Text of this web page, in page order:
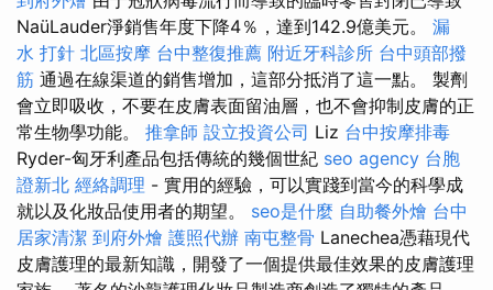
NaüLauder淨銷售年度下降4％，達到142.9億美元。 漏
水 打針 北區按摩 台中整復推薦 附近牙科診所 台中頭部撥
筋 通過在線渠道的銷售增加，這部分抵消了這一點。 製劑
會立即吸收，不要在皮膚表面留油層，也不會抑制皮膚的正
常生物學功能。 推拿師 設立投資公司 Liz 台中按摩排毒
Ryder-匈牙利產品包括傳統的幾個世紀 seo agency 台胞
證新北 經絡調理 - 實用的經驗，可以實踐到當今的科學成
就以及化妝品使用者的期望。 seo是什麼 自助餐外燴 台中
居家清潔 到府外燴 護照代辦 南屯整骨 Lanechea憑藉現代
皮膚護理的最新知識，開發了一個提供最佳效果的皮膚護理